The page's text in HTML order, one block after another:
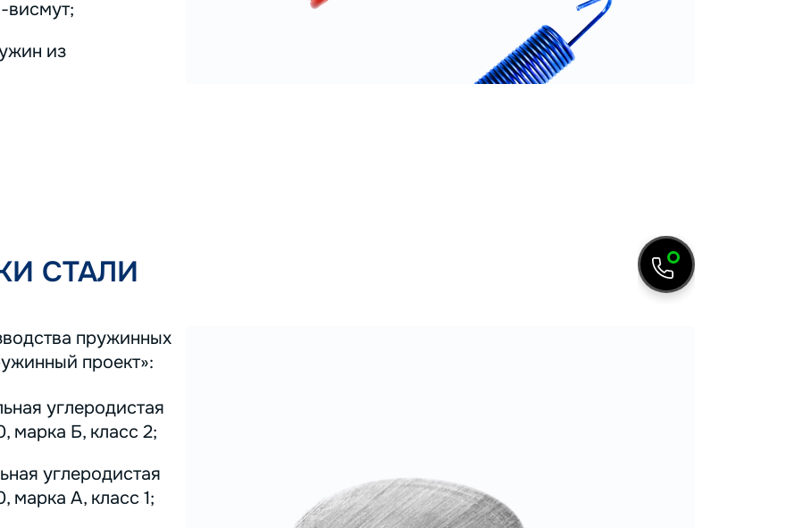
висмут;
из
СТАЛИ
пружинных
проект»:
углеродистая
марка Б, класс 2;
углеродистая
марка А, класс 1;